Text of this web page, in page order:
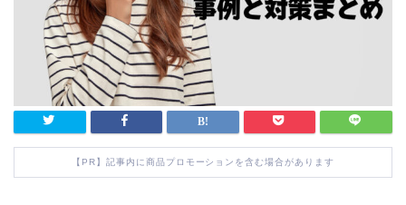
【PR】記事内に商品プロモーションを含む場合があります